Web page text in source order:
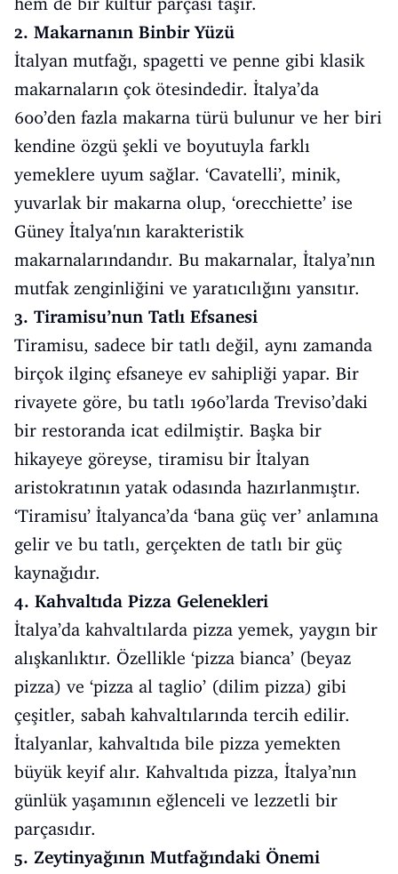
2. Makarnanın Binbir Yüzü
İtalyan mutfağı, spagetti ve penne gibi klasik
makarnaların çok ötesindedir. İtalya’da
600’den fazla makarna türü bulunur ve her biri
kendine özgü şekli ve boyutuyla farklı
yemeklere uyum sağlar. ‘Cavatelli’, minik,
yuvarlak bir makarna olup, ‘orecchiette’ ise
Güney İtalya'nın karakteristik
makarnalarındandır. Bu makarnalar, İtalya’nın
mutfak zenginliğini ve yaratıcılığını yansıtır.
3. Tiramisu’nun Tatlı Efsanesi
Tiramisu, sadece bir tatlı değil, aynı zamanda
birçok ilginç efsaneye ev sahipliği yapar. Bir
rivayete göre, bu tatlı 1960’larda Treviso’daki
bir restoranda icat edilmiştir. Başka bir
hikayeye göreyse, tiramisu bir İtalyan
aristokratının yatak odasında hazırlanmıştır.
‘Tiramisu’ İtalyanca’da ‘bana güç ver’ anlamına
gelir ve bu tatlı, gerçekten de tatlı bir güç
kaynağıdır.
4. Kahvaltıda Pizza Gelenekleri
İtalya’da kahvaltılarda pizza yemek, yaygın bir
alışkanlıktır. Özellikle ‘pizza bianca’ (beyaz
pizza) ve ‘pizza al taglio’ (dilim pizza) gibi
çeşitler, sabah kahvaltılarında tercih edilir.
İtalyanlar, kahvaltıda bile pizza yemekten
büyük keyif alır. Kahvaltıda pizza, İtalya’nın
günlük yaşamının eğlenceli ve lezzetli bir
parçasıdır.
5. Zeytinyağının Mutfağındaki Önemi